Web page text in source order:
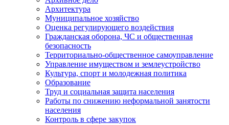
Архитектура
Муниципальное хозяйство
Оценка регулирующего воздействия
Гражданская оборона, ЧС и общественная
безопасность
Территориально-общественное самоуправление
Управление имуществом и землеустройство
Культура, спорт и молодежная политика
Образование
Труд и социальная защита населения
Работы по снижению неформальной занятости
населения
Контроль в сфере закупок